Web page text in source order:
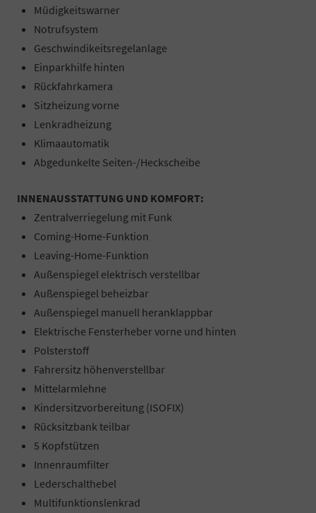
Müdigkeitswarner
Notrufsystem
Geschwindikeitsregelanlage
Einparkhilfe hinten
Rückfahrkamera
Sitzheizung vorne
Lenkradheizung
Klimaautomatik
Abgedunkelte Seiten-/Heckscheibe
INNENAUSSTATTUNG UND KOMFORT:
Zentralverriegelung mit Funk
Coming-Home-Funktion
Leaving-Home-Funktion
Außenspiegel elektrisch verstellbar
Außenspiegel beheizbar
Außenspiegel manuell heranklappbar
Elektrische Fensterheber vorne und hinten
Polsterstoff
Fahrersitz höhenverstellbar
Mittelarmlehne
Kindersitzvorbereitung (ISOFIX)
Rücksitzbank teilbar
5 Kopfstützen
Innenraumfilter
Lederschalthebel
Multifunktionslenkrad